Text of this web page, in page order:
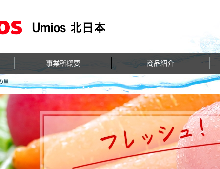
事業所概要 商品紹介
里